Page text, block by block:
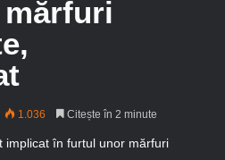
1.036 Citește în 2 minute